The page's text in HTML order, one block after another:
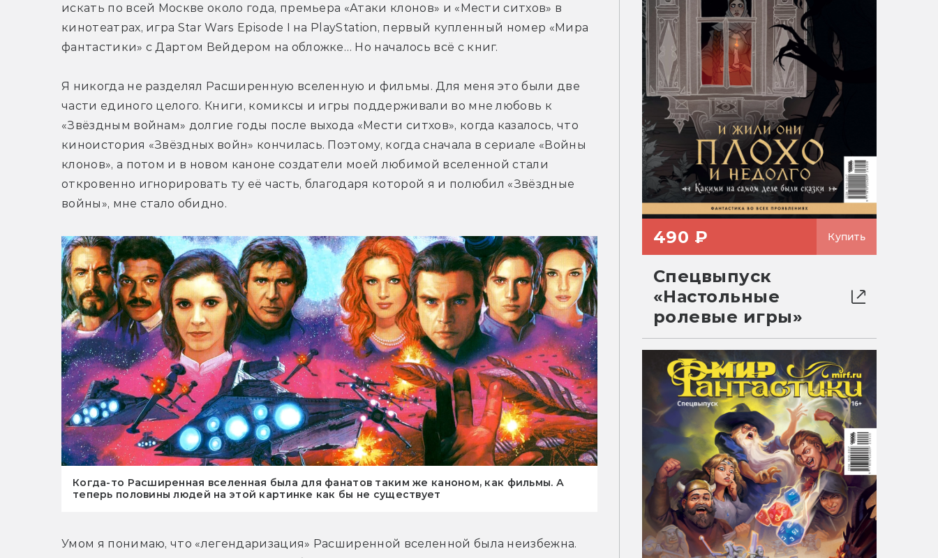
искать по всей Москве около года, премьера «Атаки клонов» и «Мести ситхов» в
кинотеатрах, игра Star Wars Episode I на PlayStation, первый купленный номер «Мира
фантастики» с Дартом Вейдером на обложке… Но началось всё с книг.
Я никогда не разделял Расширенную вселенную и фильмы. Для меня это были две
части единого целого. Книги, комиксы и игры поддерживали во мне любовь к
«Звёздным войнам» долгие годы после выхода «Мести ситхов», когда казалось, что
киноистория «Звёздных войн» кончилась. Поэтому, когда сначала в сериале «Войны
клонов», а потом и в новом каноне создатели моей любимой вселенной стали
откровенно игнорировать ту её часть, благодаря которой я и полюбил «Звёздные
войны», мне стало обидно.
Когда-то Расширенная вселенная была для фанатов таким же каноном, как фильмы. А
теперь половины людей на этой картинке как бы не существует
Умом я понимаю, что «легендаризация» Расширенной вселенной была неизбежна.
490 ₽ Купить
Спецвыпуск
«Настольные
ролевые игры»